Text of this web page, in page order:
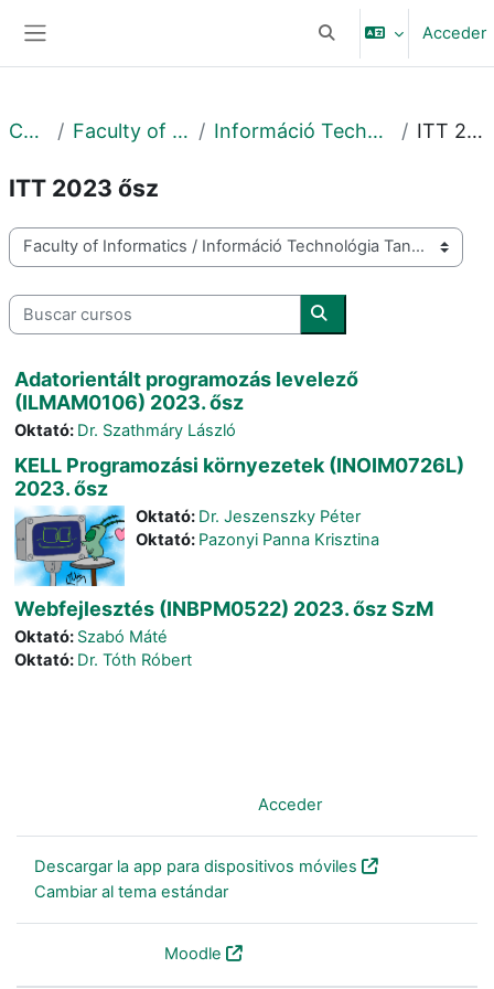
Selector de búsqueda
Acceder
Cursos Faculty of Informatics Információ Technológia Tanszék ITT 2023 ősz
ITT 2023 ősz
Categorías
Buscar cursos
Buscar cursos
Adatorientált programozás levelező
(ILMAM0106) 2023. ősz
Oktató: Dr. Szathmáry László
KELL Programozási környezetek (INOIM0726L)
2023. ősz
Oktató: Dr. Jeszenszky Péter
Oktató: Pazonyi Panna Krisztina
Webfejlesztés (INBPM0522) 2023. ősz SzM
Oktató: Szabó Máté
Oktató: Dr. Tóth Róbert
Acceder)
Descargar la app para dispositivos móviles
Cambiar al tema estándar
Moodle